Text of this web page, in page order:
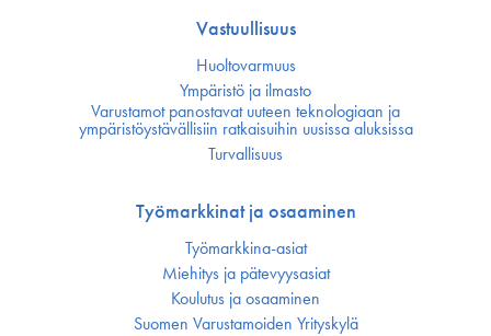
Vastuullisuus
Huoltovarmuus
Ympäristö ja ilmasto
Varustamot panostavat uuteen teknologiaan ja
ympäristöystävällisiin ratkaisuihin uusissa aluksissa
Turvallisuus
Työmarkkinat ja osaaminen
Työmarkkina-asiat
Miehitys ja pätevyys­asiat
Koulutus ja osaaminen
Suomen Varustamoiden Yrityskylä